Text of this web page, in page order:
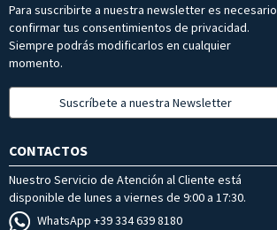
Para suscribirte a nuestra newsletter es necesario
confirmar tus consentimientos de privacidad.
Siempre podrás modificarlos en cualquier
momento.
Suscríbete a nuestra Newsletter
CONTACTOS
Nuestro Servicio de Atención al Cliente está
disponible de lunes a viernes de 9:00 a 17:30.
WhatsApp +39 334 639 8180